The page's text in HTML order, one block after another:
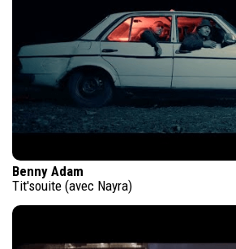
Benny Adam
Tit'souite (avec Nayra)